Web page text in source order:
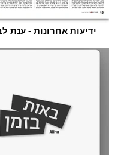
ידיעות אחרונות - ענת